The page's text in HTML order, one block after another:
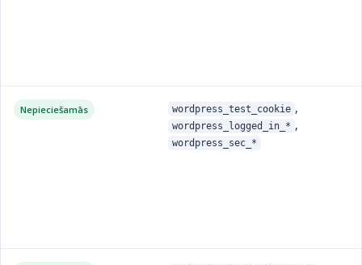
Nepieciešamās wordpress_test_cookie ,
wordpress_logged_in_* ,
wordpress_sec_*